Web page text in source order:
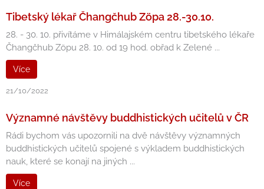
Tibetský lékař Čhangčhub Zöpa 28.-30.10.
28. - 30. 10. přivítáme v Himálajském centru tibetského lékaře
Čhangčhub Zöpu 28. 10. od 19 hod. obřad k Zelené ...
Více
21/10/2022
Významné návštěvy buddhistických učitelů v ČR
Rádi bychom vás upozornili na dvě návštěvy významných
buddhistických učitelů spojené s výkladem buddhistických
nauk, které se konají na jiných ...
Více